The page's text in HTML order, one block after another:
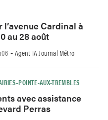
l’avenue Cardinal à
au 28 août
- Agent IA Journal Métro
AUX-TREMBLES
avec assistance
Perras